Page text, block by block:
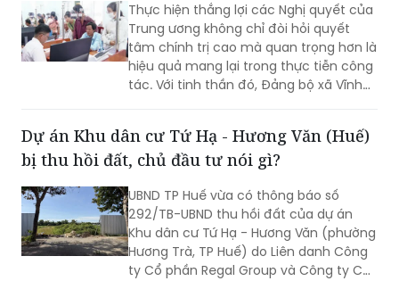
Thực hiện thắng lợi các Nghị quyết của
Trung ương không chỉ đòi hỏi quyết
tâm chính trị cao mà quan trọng hơn là
hiệu quả mang lại trong thực tiễn công
tác. Với tinh thần đó, Đảng bộ xã Vĩnh
đội ngũ cán bộ đủ phẩm chất, năng
lực, trách nhiệm, đưa các chủ trương
chuyển biến rõ nét trong phát triển kinh
tế - xã hội và nâng cao đời sống Nhân
dân.
Dự án Khu dân cư Tứ Hạ - Hương Văn (Huế)
bị thu hồi đất, chủ đầu tư nói gì?
UBND TP Huế vừa có thông báo số
292/TB-UBND thu hồi đất của dự án
Khu dân cư Tứ Hạ - Hương Văn (phường
Hương Trà, TP Huế) do Liên danh Công
ty Cổ phần Regal Group và Công ty Cổ